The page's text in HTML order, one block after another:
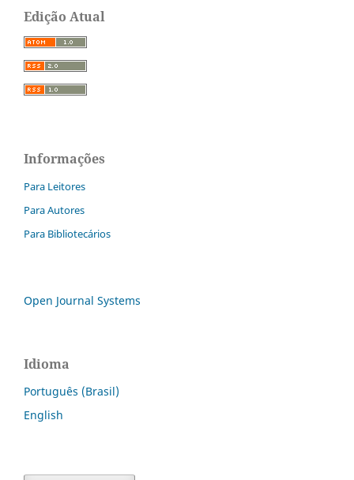
Edição Atual
Informações
Para Leitores
Para Autores
Para Bibliotecários
Open Journal Systems
Idioma
Português (Brasil)
English